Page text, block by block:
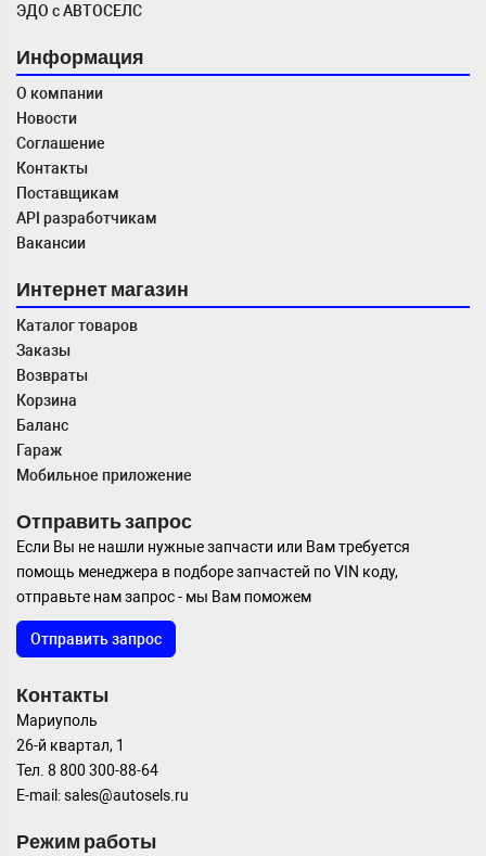
ЭДО с АВТОСЕЛС
Информация
О компании
Новости
Соглашение
Контакты
Поставщикам
API разработчикам
Вакансии
Интернет магазин
Каталог товаров
Заказы
Возвраты
Корзина
Баланс
Гараж
Мобильное приложение
Отправить запрос
Если Вы не нашли нужные запчасти или Вам требуется
помощь менеджера в подборе запчастей по VIN коду,
отправьте нам запрос - мы Вам поможем
Отправить запрос
Контакты
Мариуполь
26-й квартал, 1
Тел. 8 800 300-88-64
E-mail: sales@autosels.ru
Режим работы